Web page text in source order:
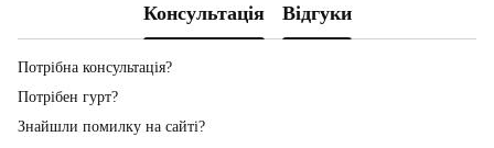
Консультація Відгуки
Потрібна консультація?
Потрібен гурт?
Знайшли помилку на сайті?